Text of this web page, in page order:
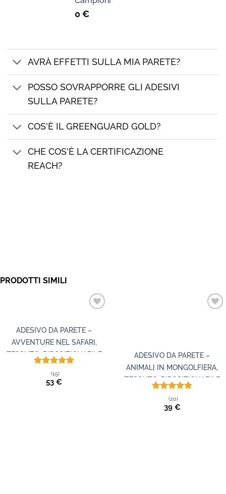
0€
AVRÀ EFFETTI SULLA MIA PARETE?
POSSO SOVRAPPORRE GLI ADESIVI
SULLA PARETE?
COS'È IL GREENGUARD GOLD?
CHE COS'È LA CERTIFICAZIONE
REACH?
PRODOTTI SIMILI
ADESIVO DA PARETE –
AVVENTURE NEL SAFARI,
TESSUTO, RIPOSIZIONABILE
Valutato
5.00su 5
(15)
53 €
ADESIVO DA PARETE –
ANIMALI IN MONGOLFIERA,
TESSUTO, RIPOSIZIONABILE
Valutato
4.80su 5
(20)
39 €